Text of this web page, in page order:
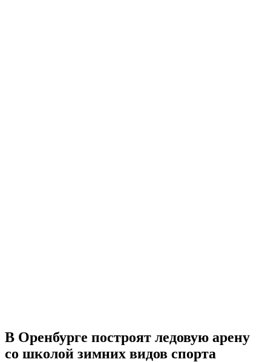
В Оренбурге построят ледовую арену
со школой зимних видов спорта